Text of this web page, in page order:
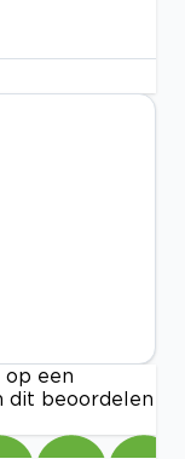
op een
dit beoordelen